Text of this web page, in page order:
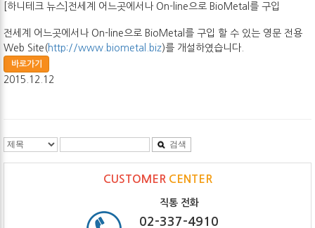
[하니테크 뉴스]전세계 어느곳에서나 On-line으로 BioMetal를 구입
전세계 어느곳에서나 On-line으로 BioMetal를 구입 할 수 있는 영문 전용
Web Site( http://www.biometal.biz)를 개설하였습니다.
바로가기
2015.12.12
검색
CUSTOMER CENTER
직통 전화
02-337-4910